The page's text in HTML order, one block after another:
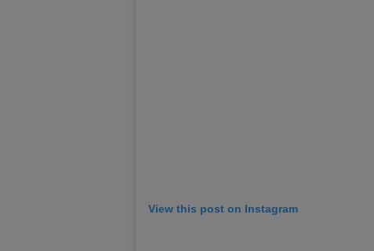
View this post on Instagram